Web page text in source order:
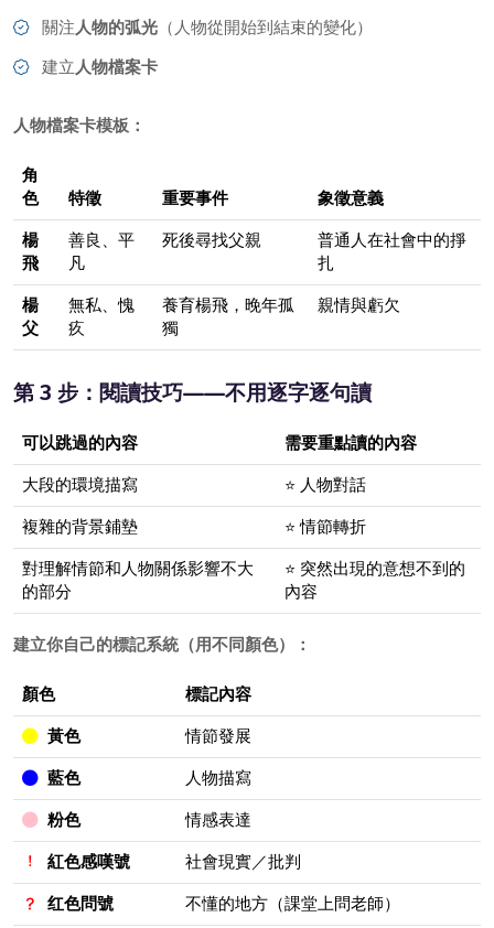
關注人物的弧光 （人物從開始到結束的變化）
建立人物檔案卡
人物檔案卡模板：
角
色
特徵 重要事件
象徵意義
楊
飛
善良、平
凡
死後尋找父親
普通人在社會中的掙
扎
楊
父
無私、愧
疚
養育楊飛，晚年孤
獨
親情與虧欠
第 3 步：閱讀技巧——不用逐字逐句讀
可以跳過的內容
需要重點讀的內容
大段的環境描寫
⭐ 人物對話
複雜的背景鋪墊
⭐ 情節轉折
對理解情節和人物關係影響不大
的部分
⭐ 突然出現的意想不到的
內容
建立你自己的標記系統（用不同顏色）：
顏色
標記內容
黃色
情節發展
藍色
人物描寫
粉色
情感表達
紅色感嘆號
社會現實／批判
红色問號
不懂的地方（課堂上問老師）